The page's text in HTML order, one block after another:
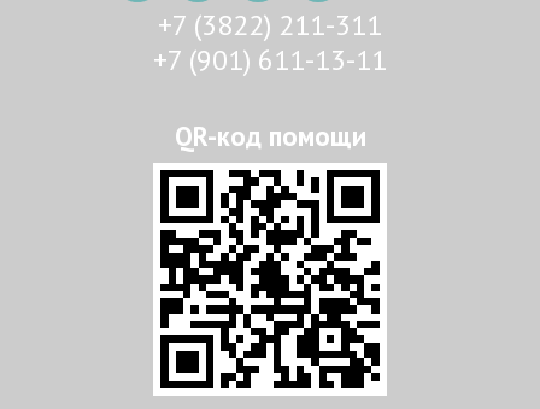
+7 (3822) 211-311
+7 (901) 611-13-11